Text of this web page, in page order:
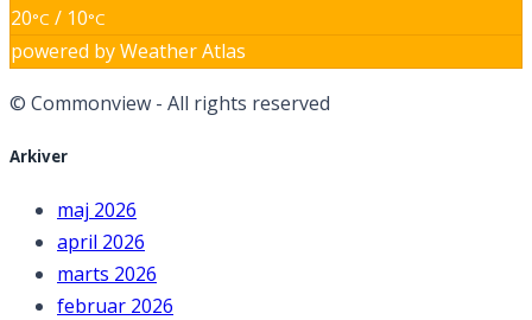
20°C / 10°C
powered byWeather Atlas
© Commonview - All rights reserved
Arkiver
maj 2026
april 2026
marts 2026
februar 2026